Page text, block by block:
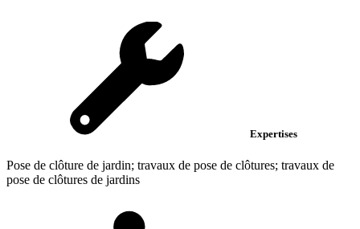
Expertises
Pose de clôture de jardin; travaux de pose de clôtures; travaux de
pose de clôtures de jardins